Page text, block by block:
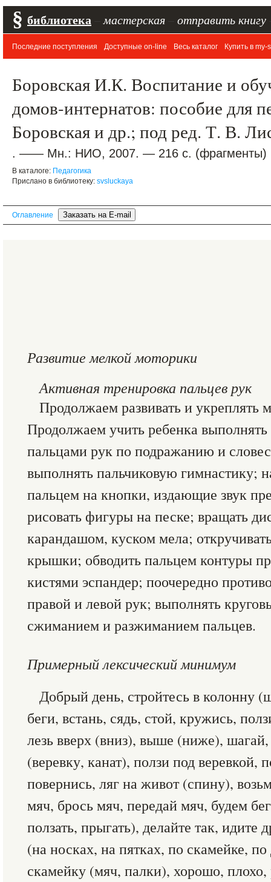
§ библиотека мастерская отправить книгу
Последние поступления Доступные on-line Весь каталог Купить в my-
Боровская И.К. Воспитание и
домов-интернатов: пособие для
Боровская и др.; под ред. Т. В.
. —— Мн.: НИО, 2007. — 216 с. (фрагменты)
В каталоге: Педагогика
Прислано в библиотеку: svsluckaya
Оглавление
Развитие мелкой моторики
Активная тренировка пальцев рук
Продолжаем развивать и укреплять
Продолжаем учить ребенка
пальцами рук по подражанию и
выполнять пальчиковую гимнастику;
пальцем на кнопки, издающие звук
рисовать фигуры на песке; вращать
карандашом, куском мела;
крышки; обводить пальцем контуры
кистями эспандер; поочередно
правой и левой рук; выполнять
сжиманием и разжиманием пальцев.
Примерный лексический минимум
Добрый день, стройтесь в колонну
беги, встань, сядь, стой, кружись,
лезь вверх (вниз), выше (ниже), шагай,
(веревку, канат), ползи под веревкой,
повернись, ляг на живот (спину),
мяч, брось мяч, передай мяч, будем
ползать, прыгать), делайте так, идите
(на носках, на пятках, по скамейке,
скамейку (мяч, палки), хорошо, плохо,